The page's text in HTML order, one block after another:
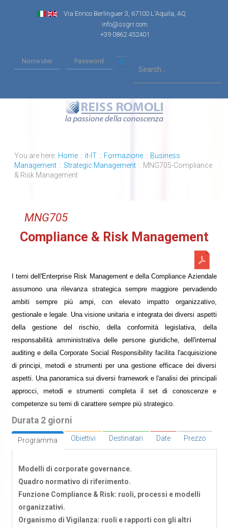
Via Enrico Berlinguer 3, 67100 L'Aquila, AQ
info@ssgrr.com
+39 0862 452401
You are here: Home :: it-IT :: Formazione :: Business
Management :: Strategic Management :: MNG705-Compliance
& Risk Management
MNG705
Compliance & Risk Management
I temi dell'Enterprise Risk Management e della Compliance Aziendale
assumono una rilevanza strategica sempre maggiore pervadendo
ambiti sempre più ampi, con elevato impatto organizzativo,
gestionale e legale. Una visione unitaria e integrata dei diversi aspetti
della gestione del rischio, della conformità legislativa, della
responsabilità amministrativa delle persone giuridiche, dell'internal
auditing e della Corporate Social Responsibility facilita l'acquisizione
di principi, metodi e strumenti per una gestione efficace dei diversi
aspetti. Una panoramica sui diversi framework e l'analisi dei principali
approcci, metodi e strumenti completa il set di conoscenze e
competenze su temi di carattere sempre più strategico.
Durata 2 giorni
Programma Obiettivi Destinatari Date Prezzo
Modelli di corporate governance.
Quadro normativo di riferimento.
Funzione Compliance & Risk: ruoli, processi e modelli
organizzativi.
Organismo di Vigilanza: ruoli e rapporti con gli altri